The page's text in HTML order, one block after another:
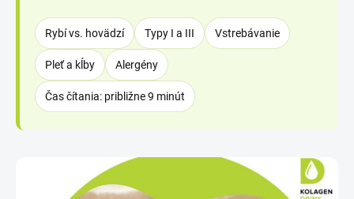
Rybí vs. hovädzí Typy I a III Vstrebávanie
Pleť a kĺby Alergény
Čas čítania: približne 9 minút